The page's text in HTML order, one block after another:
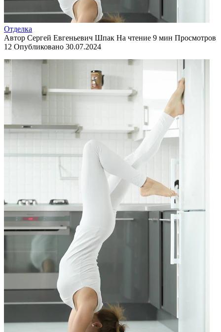
Отделка
Автор Сергей Евгеньевич Шпак На чтение 9 мин Просмотров
12 Опубликовано 30.07.2024